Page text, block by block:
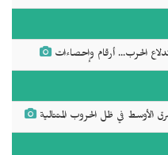
الحرب... أرقام وإحصاءات
الأوسط في ظل الحروب المتتالية